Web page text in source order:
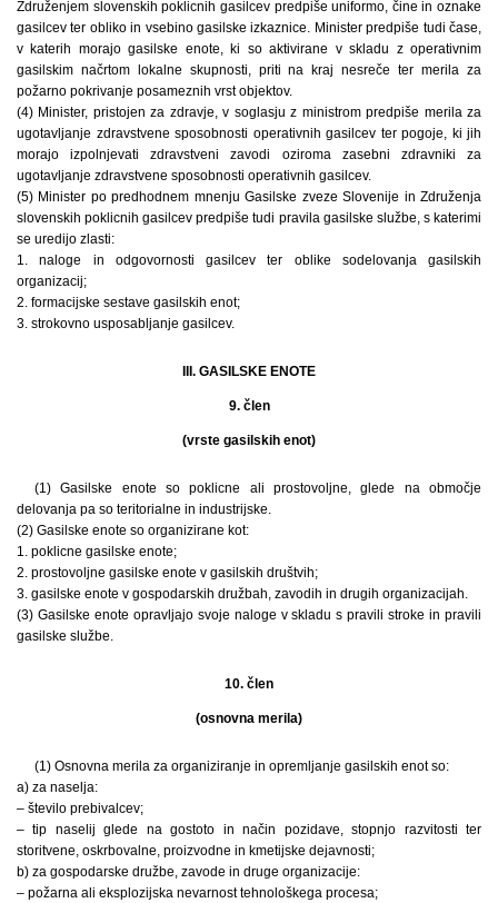
Združenjem slovenskih poklicnih gasilcev predpiše uniformo, čine in oznake
gasilcev ter obliko in vsebino gasilske izkaznice. Minister predpiše tudi čase,
v katerih morajo gasilske enote, ki so aktivirane v skladu z operativnim
gasilskim načrtom lokalne skupnosti, priti na kraj nesreče ter merila za
požarno pokrivanje posameznih vrst objektov.
(4) Minister, pristojen za zdravje, v soglasju z ministrom predpiše merila za
ugotavljanje zdravstvene sposobnosti operativnih gasilcev ter pogoje, ki jih
morajo izpolnjevati zdravstveni zavodi oziroma zasebni zdravniki za
ugotavljanje zdravstvene sposobnosti operativnih gasilcev.
(5) Minister po predhodnem mnenju Gasilske zveze Slovenije in Združenja
slovenskih poklicnih gasilcev predpiše tudi pravila gasilske službe, s katerimi
se uredijo zlasti:
1. naloge in odgovornosti gasilcev ter oblike sodelovanja gasilskih
organizacij;
2. formacijske sestave gasilskih enot;
3. strokovno usposabljanje gasilcev.
III. GASILSKE ENOTE
9. člen
(vrste gasilskih enot)
(1) Gasilske enote so poklicne ali prostovoljne, glede na območje
delovanja pa so teritorialne in industrijske.
(2) Gasilske enote so organizirane kot:
1. poklicne gasilske enote;
2. prostovoljne gasilske enote v gasilskih društvih;
3. gasilske enote v gospodarskih družbah, zavodih in drugih organizacijah.
(3) Gasilske enote opravljajo svoje naloge v skladu s pravili stroke in pravili
gasilske službe.
10. člen
(osnovna merila)
(1) Osnovna merila za organiziranje in opremljanje gasilskih enot so:
a) za naselja:
– število prebivalcev;
– tip naselij glede na gostoto in način pozidave, stopnjo razvitosti ter
storitvene, oskrbovalne, proizvodne in kmetijske dejavnosti;
b) za gospodarske družbe, zavode in druge organizacije:
– požarna ali eksplozijska nevarnost tehnološkega procesa;